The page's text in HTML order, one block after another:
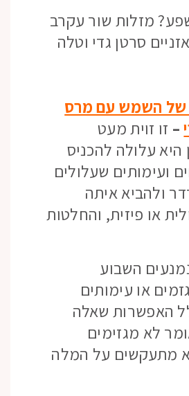
מזלות שור עקרב
סרטן גדי וטלה
של השמש עם מרס
– זו זוית מעט
היא עלולה להכניס
ועימותים שעלולים
ולהביא איתה
או פיזית, והחלטות
השבוע
או עימותים
האפשרות שאלה
לא מגזימים
מתעקשים על המלה